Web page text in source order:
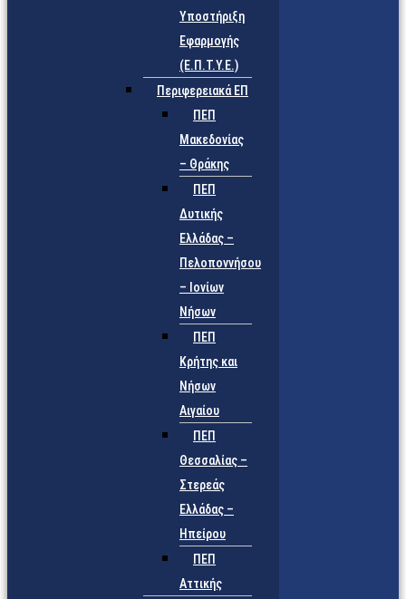
Υποστήριξη
Εφαρμογής
(Ε.Π.Τ.Υ.Ε.)
Περιφερειακά ΕΠ
ΠΕΠ
Μακεδονίας
– Θράκης
ΠΕΠ
Δυτικής
Ελλάδας –
Πελοποννήσου
– Ιονίων
Νήσων
ΠΕΠ
Κρήτης και
Νήσων
Αιγαίου
ΠΕΠ
Θεσσαλίας –
Στερεάς
Ελλάδας –
Ηπείρου
ΠΕΠ
Αττικής